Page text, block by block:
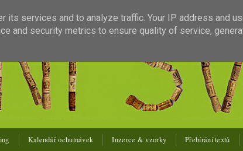
Kalendář ochutnávek Inzerce & vzorky Přebírání textů
services and to analyze traffic. Your IP address and
and security metrics to ensure quality of service,